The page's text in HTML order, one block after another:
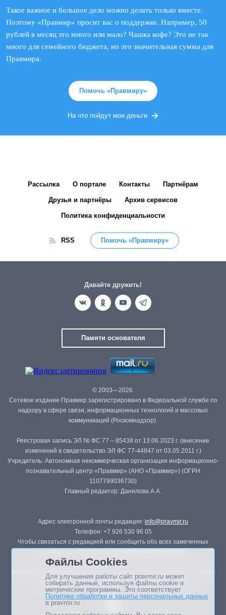
Такое важное и большое дело можно делать только вместе.
Поэтому «Правмир» просит вас о поддержке. Например, 50
рублей в месяц это много или мало? Чашка кофе? Это не так
много для семейного бюджета, но это значительная сумма для
Правмира.
Помочь «Правмиру»
На что пойдут мои деньги
Рассылка О портале Контакты Партнёрам
Друзья и партнёры Архив сервисов
Политика конфиденциальности
RSS Помочь «Правмиру»
Давайте дружить!
Памяти основателя
© 2003—2026.
Сетевое издание Правмир зарегистрировано в Федеральной службе по
надзору в сфере связи, информационных технологий и массовых
коммуникаций (Роскомнадзор).
Реестровая запись ЭЛ № ФС 77 – 85438 от 13.06.2023 г. (внесение
изменений в свидетельство ЭЛ ФС 77-44847 от 03.05.2011 г.)
Учредитель: Автономная некоммерческая организация информационно-
познавательный центр «Правмир» (АНО «Правмир») (ОГРН
1107799036730)
Главный редактор: Данилова А.А.
Адрес электронной почты редакции: info@pravmir.ru
Телефон: +7 926 530 96 05
Чтобы связаться с редакцией или сообщить обо всех замеченных
Републикация материалов сайта в печатных изданиях (книгах, прессе)
возможна только с письменного разрешения редакции.
Файлы Cookies
Для улучшения работы сайт pravmir.ru может
собирать данные, используя файлы cookie и
метрические программы. Это соответствует
Политике обработки и защиты персональных данных
в pravmir.ru